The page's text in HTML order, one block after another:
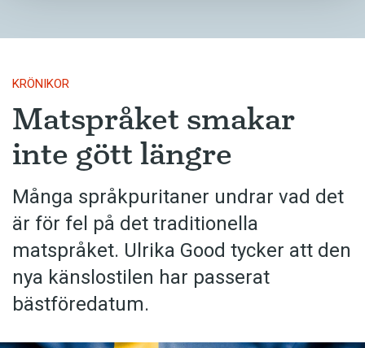
KRÖNIKOR
Matspråket smakar
inte gött längre
Många språkpuritaner undrar vad det
är för fel på det traditionella
matspråket. Ulrika Good tycker att den
nya känslostilen har passerat
bästföredatum.